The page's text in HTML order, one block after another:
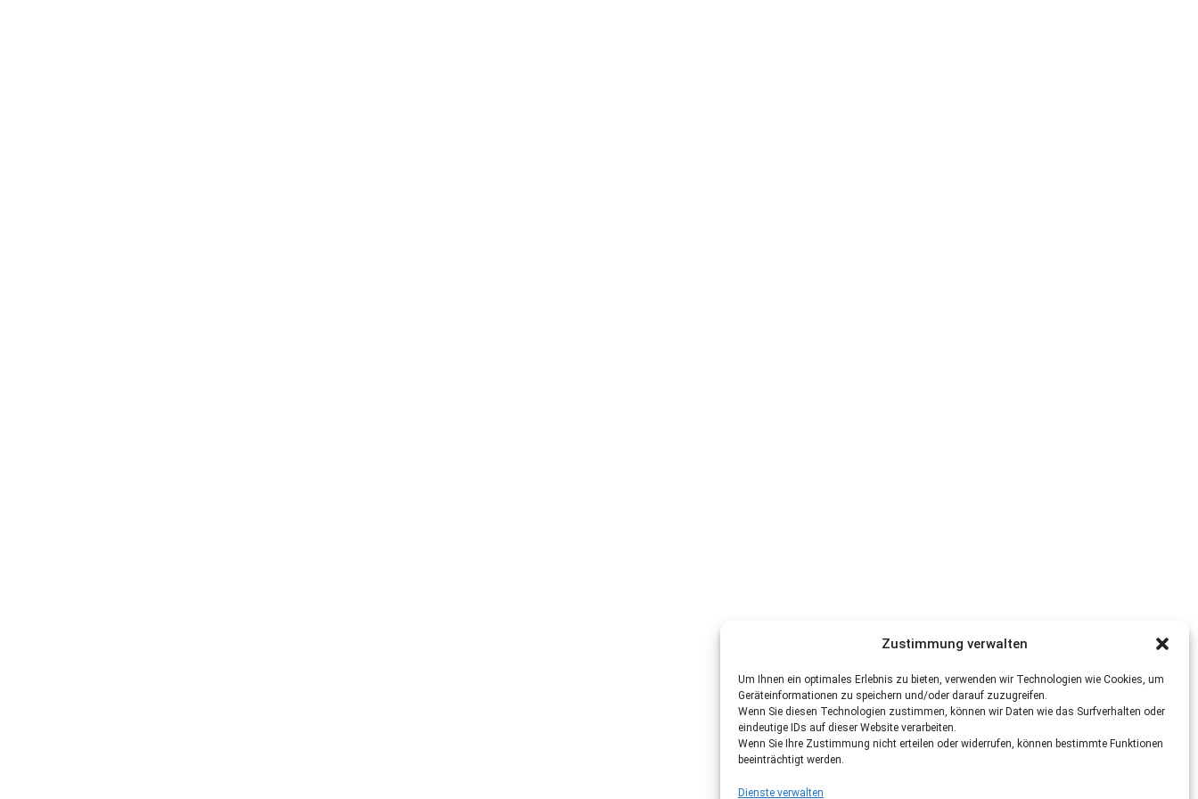
Zustimmung verwalten
Um Ihnen ein optimales Erlebnis zu bieten, verwenden wir Technologien wie Cookies, um
Geräteinformationen zu speichern und/oder darauf zuzugreifen.
Wenn Sie diesen Technologien zustimmen, können wir Daten wie das Surfverhalten oder
eindeutige IDs auf dieser Website verarbeiten.
Wenn Sie Ihre Zustimmung nicht erteilen oder widerrufen, können bestimmte Funktionen
beeinträchtigt werden.
Dienste verwalten